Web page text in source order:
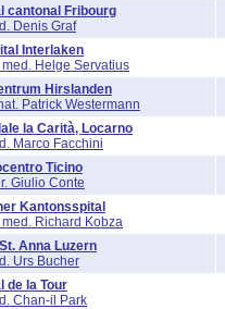
cantonal Fribourg
Denis Graf
Interlaken
med. Helge Servatius
Hirslanden
Patrick Westermann
la Carità, Locarno
Marco Facchini
Ticino
Giulio Conte
Kantonsspital
med. Richard Kobza
Anna Luzern
Urs Bucher
de la Tour
Chan-il Park